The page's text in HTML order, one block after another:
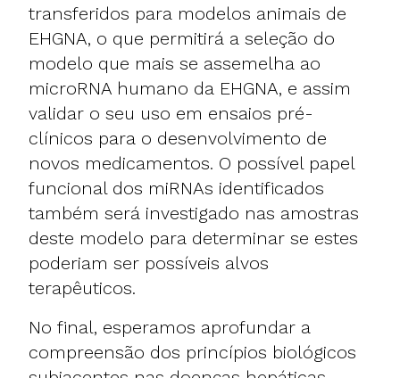
transferidos para modelos animais de
EHGNA, o que permitirá a seleção do
modelo que mais se assemelha ao
microRNA humano da EHGNA, e assim
validar o seu uso em ensaios pré-
clínicos para o desenvolvimento de
novos medicamentos. O possível papel
funcional dos miRNAs identificados
também será investigado nas amostras
deste modelo para determinar se estes
poderiam ser possíveis alvos
terapêuticos.
No final, esperamos aprofundar a
compreensão dos princípios biológicos